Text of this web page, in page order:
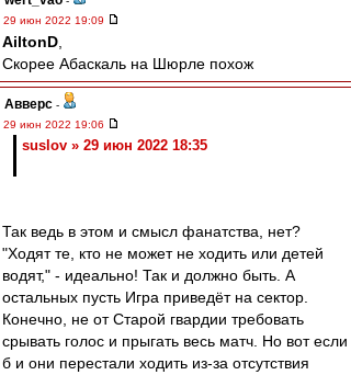
29 июн 2022 19:09
AiltonD
Скорее Абаскаль на Шюрле похож
Авверс -
29 июн 2022 19:06
suslov » 29 июн 2022 18:35
Так ведь в этом и смысл фанатства, нет?
"Ходят те, кто не может не ходить или детей
водят," - идеально! Так и должно быть. А
остальных пусть Игра приведёт на сектор.
Конечно, не от Старой гвардии требовать
срывать голос и прыгать весь матч. Но вот если
б и они перестали ходить из-за отсутствия